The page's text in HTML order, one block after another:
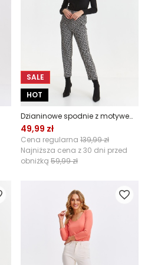
SALE
HOT
Dzianinowe spodnie z motywem retro
49,99 zł
Cena regularna 139,99 zł
Najniższa cena z 30 dni przed
obniżką 59,99 zł